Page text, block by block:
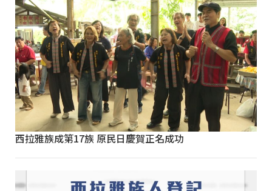
西拉雅族成第17族 原民日慶賀正名成功